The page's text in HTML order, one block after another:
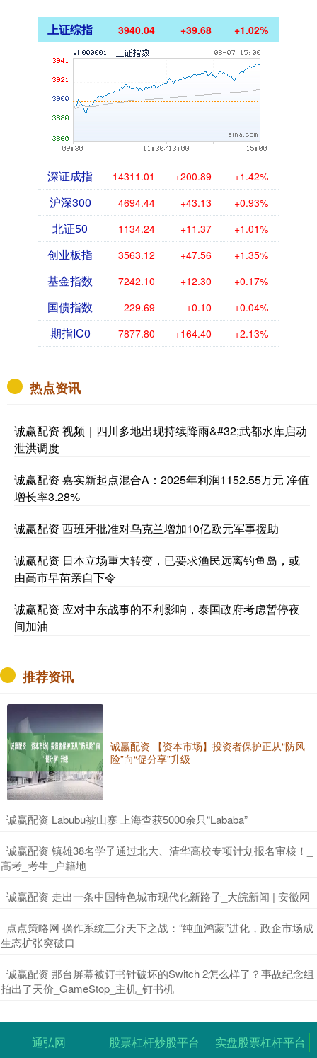
上证综指 3940.04 +39.68 +1.02%
深证成指 14311.01 +200.89 +1.42%
沪深300 4694.44 +43.13 +0.93%
北证50 1134.24 +11.37 +1.01%
创业板指 3563.12 +47.56 +1.35%
基金指数 7242.10 +12.30 +0.17%
国债指数 229.69 +0.10 +0.04%
期指IC0 7877.80 +164.40 +2.13%
热点资讯
诚赢配资 视频｜四川多地出现持续降雨&#32;武都水库启动
泄洪调度
诚赢配资 嘉实新起点混合A：2025年利润1152.55万元 净值
增长率3.28%
诚赢配资 西班牙批准对乌克兰增加10亿欧元军事援助
诚赢配资 日本立场重大转变，已要求渔民远离钓鱼岛，或
由高市早苗亲自下令
诚赢配资 应对中东战事的不利影响，泰国政府考虑暂停夜
间加油
推荐资讯
诚赢配资 【资本市场】投资者保护正从“防风
险”向“促分享”升级
​诚赢配资 Labubu被山寨 上海查获5000余只“Lababa”
​诚赢配资 镇雄38名学子通过北大、清华高校专项计划报名审核！_
高考_考生_户籍地
​诚赢配资 走出一条中国特色城市现代化新路子_大皖新闻 | 安徽网
​点点策略网 操作系统三分天下之战：“纯血鸿蒙”进化，政企市场成
生态扩张突破口
​诚赢配资 那台屏幕被订书针破坏的Switch 2怎么样了？事故纪念组
拍出了天价_GameStop_主机_钉书机
通弘网 股票杠杆炒股平台 实盘股票杠杆平台